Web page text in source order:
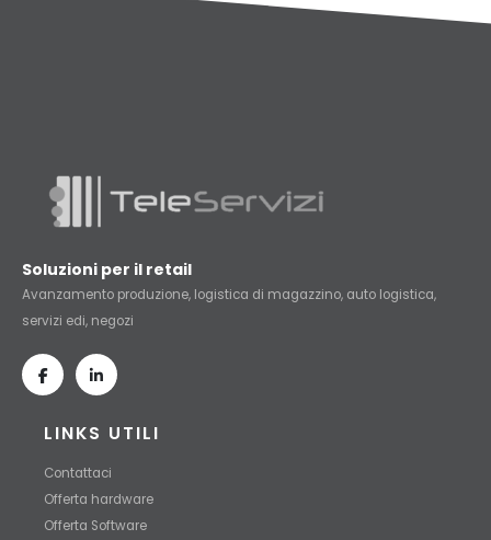
Soluzioni per il retail
Avanzamento produzione, logistica di magazzino, auto logistica,
servizi edi, negozi
LINKS UTILI
Contattaci
Offerta hardware
Offerta Software